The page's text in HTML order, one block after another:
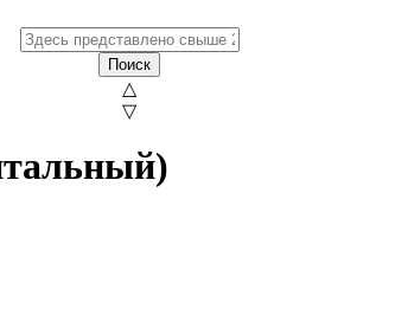
Поиск
△
▽